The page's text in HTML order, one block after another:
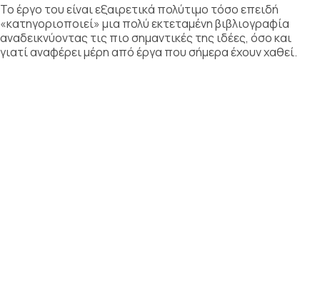
Το έργο του είναι εξαιρετικά πολύτιμο τόσο επειδή
«κατηγοριοποιεί» μια πολύ εκτεταμένη βιβλιογραφία
αναδεικνύοντας τις πιο σημαντικές της ιδέες, όσο και
γιατί αναφέρει μέρη από έργα που σήμερα έχουν χαθεί.